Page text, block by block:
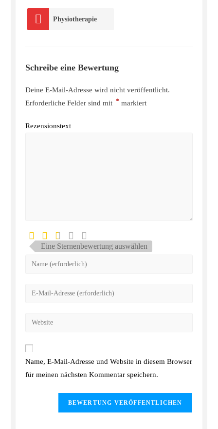
Physiotherapie
Schreibe eine Bewertung
Deine E-Mail-Adresse wird nicht veröffentlicht.
Erforderliche Felder sind mit * markiert
Rezensionstext
Eine Sternenbewertung auswählen
Name, E-Mail-Adresse und Website in diesem Browser
für meinen nächsten Kommentar speichern.